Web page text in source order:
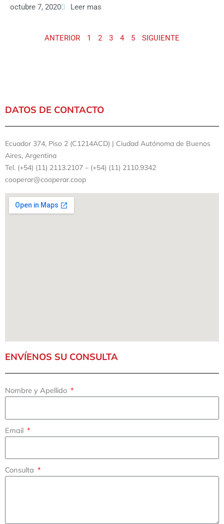
octubre 7, 2020 Leer mas
ANTERIOR 1 2 3 4 5 SIGUIENTE
DATOS DE CONTACTO
Ecuador 374, Piso 2 (C1214ACD) | Ciudad Autónoma de Buenos
Aires, Argentina
Tel. (+54) (11) 2113.2107 – (+54) (11) 2110.9342
cooperar@cooperar.coop
ENVÍENOS SU CONSULTA
Nombre y Apellido
Email
Consulta